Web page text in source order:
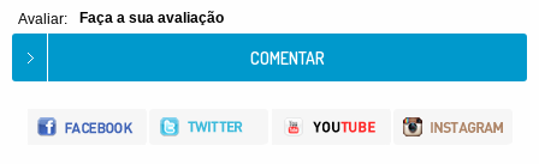
Avaliar: Faça a sua avaliação